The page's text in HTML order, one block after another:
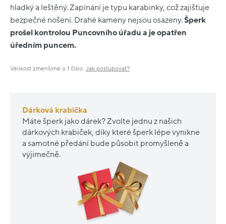
hladký a leštěný. Zapínání je typu karabinky, což zajišťuje
bezpečné nošení. Drahé kameny nejsou osazeny.Šperk
prošel kontrolou Puncovního úřadu a je opatřen
úředním puncem.
Velikost zmenšíme o 1 číslo. Jak postupovat?
Dárková krabička
Máte šperk jako dárek? Zvolte jednu z našich
dárkových krabiček, díky které šperk lépe vynikne
a samotné předání bude působit promyšleně a
výjimečně.